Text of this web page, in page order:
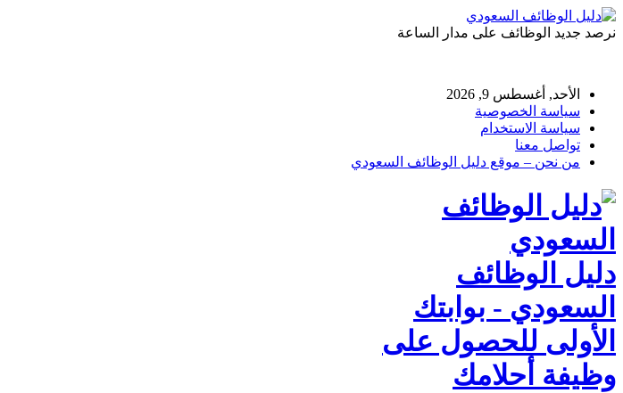
نرصد جديد الوظائف على مدار الساعة
الأحد, أغسطس 9, 2026
سياسة الخصوصية
سياسة الاستخدام
تواصل معنا
من نحن – موقع دليل الوظائف السعودي
دليل الوظائف
السعودي - بوابتك
الأولى للحصول على
وظيفة أحلامك